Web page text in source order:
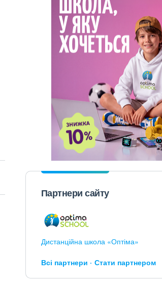
Партнери сайту
Дистанційна школа «Оптіма»
Всі партнери Стати партнером